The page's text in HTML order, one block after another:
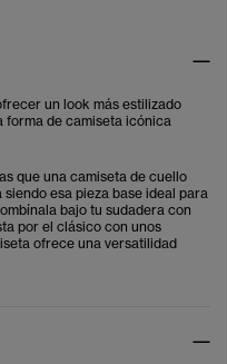
un look más estilizado
forma de camiseta icónica
que una camiseta de cuello
esa pieza base ideal para
bajo tu sudadera con
por el clásico con unos
ofrece una versatilidad